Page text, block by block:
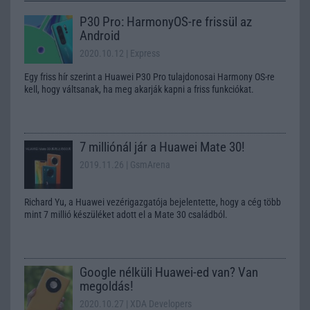
P30 Pro: HarmonyOS-re frissül az
Android
2020.10.12 | Express
Egy friss hír szerint a Huawei P30 Pro tulajdonosai Harmony OS-re
kell, hogy váltsanak, ha meg akarják kapni a friss funkciókat.
7 milliónál jár a Huawei Mate 30!
2019.11.26 | GsmArena
Richard Yu, a Huawei vezérigazgatója bejelentette, hogy a cég több
mint 7 millió készüléket adott el a Mate 30 családból.
Google nélküli Huawei-ed van? Van
megoldás!
2020.10.27 | XDA Developers